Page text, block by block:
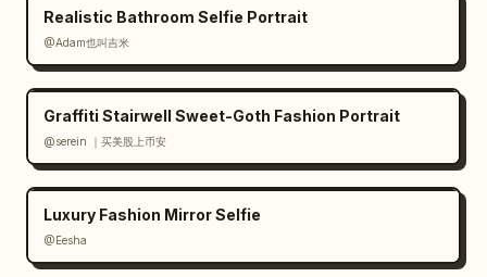
Realistic Bathroom Selfie Portrait
@Adam也叫吉米
Graffiti Stairwell Sweet-Goth Fashion Portrait
@serein ｜买美股上币安
Luxury Fashion Mirror Selfie
@Eesha